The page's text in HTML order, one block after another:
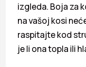
izgleda. Boja za
na vašoj kosi
raspitajte kod
je li ona topla ili